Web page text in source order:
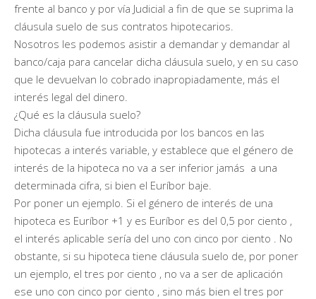
frente al banco y por vía Judicial a fin de que se suprima la
cláusula suelo de sus contratos hipotecarios.
Nosotros les podemos asistir a demandar y demandar al
banco/caja para cancelar dicha cláusula suelo, y en su caso
que le devuelvan lo cobrado inapropiadamente, más el
interés legal del dinero.
¿Qué es la cláusula suelo?
Dicha cláusula fue introducida por los bancos en las
hipotecas a interés variable, y establece que el género de
interés de la hipoteca no va a ser inferior jamás a una
determinada cifra, si bien el Euríbor baje.
Por poner un ejemplo. Si el género de interés de una
hipoteca es Euríbor +1 y es Euríbor es del 0,5 por ciento ,
el interés aplicable sería del uno con cinco por ciento . No
obstante, si su hipoteca tiene cláusula suelo de, por poner
un ejemplo, el tres por ciento , no va a ser de aplicación
ese uno con cinco por ciento , sino más bien el tres por